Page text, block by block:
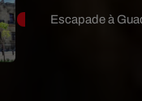
Escapade à